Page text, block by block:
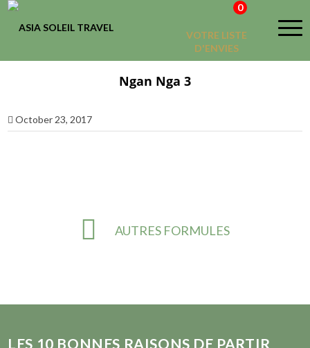
VOTRE LISTE
D'ENVIES
0
Ngan Nga 3
October 23, 2017
AUTRES FORMULES
LES 10 BONNES RAISONS DE PARTIR